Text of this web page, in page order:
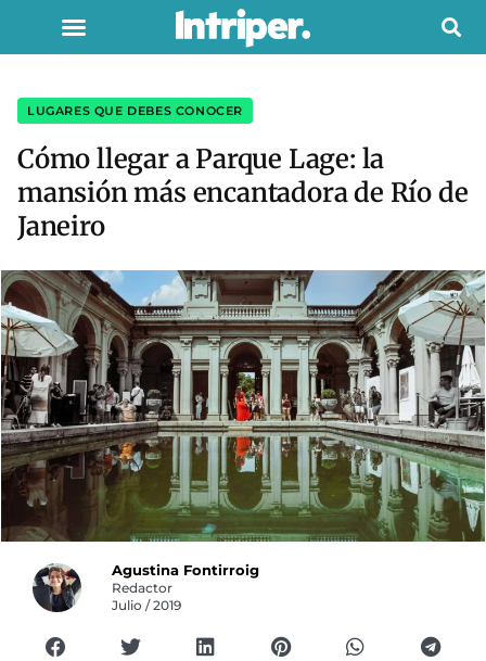
LUGARES QUE DEBES CONOCER
Cómo llegar a Parque Lage: la
mansión más encantadora de Río de
Janeiro
Agustina Fontirroig
Redactor
Julio / 2019